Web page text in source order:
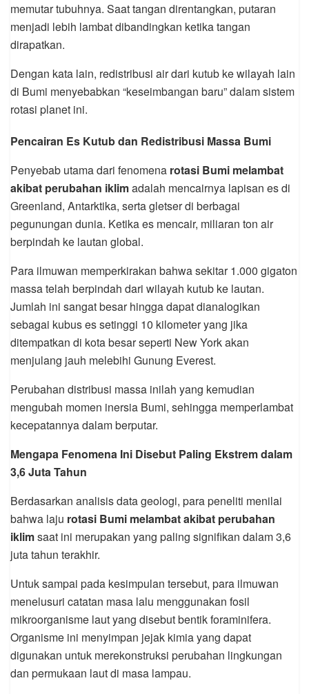
memutar tubuhnya. Saat tangan direntangkan, putaran
menjadi lebih lambat dibandingkan ketika tangan
dirapatkan.
Dengan kata lain, redistribusi air dari kutub ke wilayah lain
di Bumi menyebabkan “keseimbangan baru” dalam sistem
rotasi planet ini.
Pencairan Es Kutub dan Redistribusi Massa Bumi
Penyebab utama dari fenomena rotasi Bumi melambat
akibat perubahan iklimadalah mencairnya lapisan es di
Greenland, Antarktika, serta gletser di berbagai
pegunungan dunia. Ketika es mencair, miliaran ton air
berpindah ke lautan global.
Para ilmuwan memperkirakan bahwa sekitar 1.000 gigaton
massa telah berpindah dari wilayah kutub ke lautan.
Jumlah ini sangat besar hingga dapat dianalogikan
sebagai kubus es setinggi 10 kilometer yang jika
ditempatkan di kota besar seperti New York akan
menjulang jauh melebihi Gunung Everest.
Perubahan distribusi massa inilah yang kemudian
mengubah momen inersia Bumi, sehingga memperlambat
kecepatannya dalam berputar.
Mengapa Fenomena Ini Disebut Paling Ekstrem dalam
3,6 Juta Tahun
Berdasarkan analisis data geologi, para peneliti menilai
bahwa laju rotasi Bumi melambat akibat perubahan
iklimsaat ini merupakan yang paling signifikan dalam 3,6
juta tahun terakhir.
Untuk sampai pada kesimpulan tersebut, para ilmuwan
menelusuri catatan masa lalu menggunakan fosil
mikroorganisme laut yang disebut bentik foraminifera.
Organisme ini menyimpan jejak kimia yang dapat
digunakan untuk merekonstruksi perubahan lingkungan
dan permukaan laut di masa lampau.